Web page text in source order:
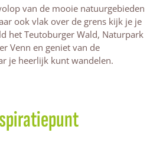
van de mooie natuurgebieden
ook vlak over de grens kijk je je
het Teutoburger Wald, Naturpark
Venn en geniet van de
je heerlijk kunt wandelen.